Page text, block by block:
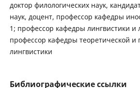
доктор филологических наук,
наук, доцент, профессор кафедры
1; профессор кафедры лингвистики и
профессор кафедры теоретической и
лингвистики
Библиографические ссылки